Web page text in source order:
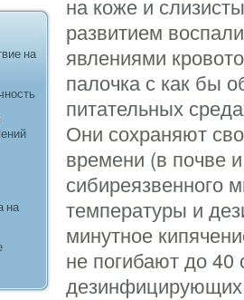
на
на
на коже и
развитием
явлениями
палочка с как бы
питательных
Они сохраняют
времени (в почве
сибиреязвенного
температуры и
минутное
не погибают до 40
дезинфицирующих